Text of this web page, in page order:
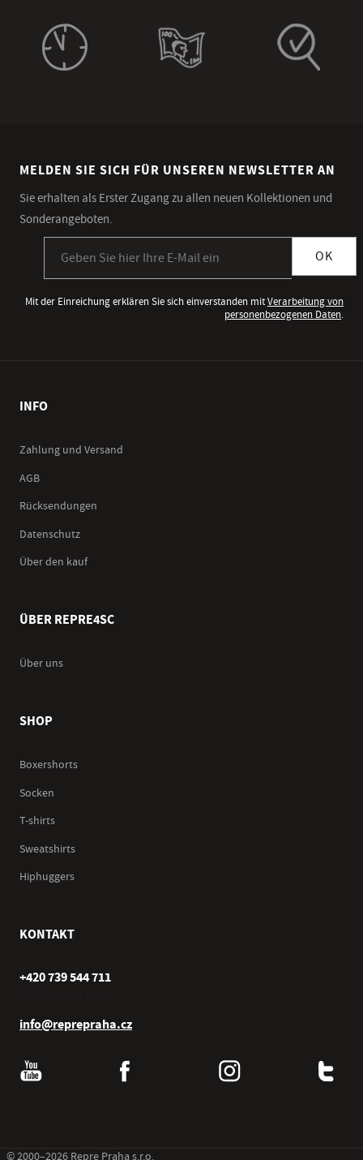
MELDEN SIE SICH FÜR UNSEREN NEWSLETTER AN
Sie erhalten als Erster Zugang zu allen neuen Kollektionen und
Sonderangeboten.
OK
Mit der Einreichung erklären Sie sich einverstanden mitVerarbeitung von
personenbezogenen Daten.
INFO
Zahlung und Versand
AGB
Rücksendungen
Datenschutz
Über den kauf
ÜBER REPRE4SC
Über uns
SHOP
Boxershorts
Socken
T-shirts
Sweatshirts
Hiphuggers
KONTAKT
+420 739 544 711
info@reprepraha.cz
© 2000–2026 Repre Praha s.r.o.